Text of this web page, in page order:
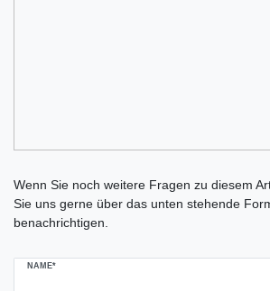
Wenn Sie noch weitere Fragen zu diesem
Sie uns gerne über das unten stehende
benachrichtigen.
NAME*